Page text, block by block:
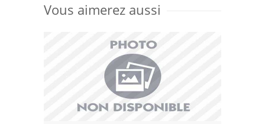
Vous aimerez aussi